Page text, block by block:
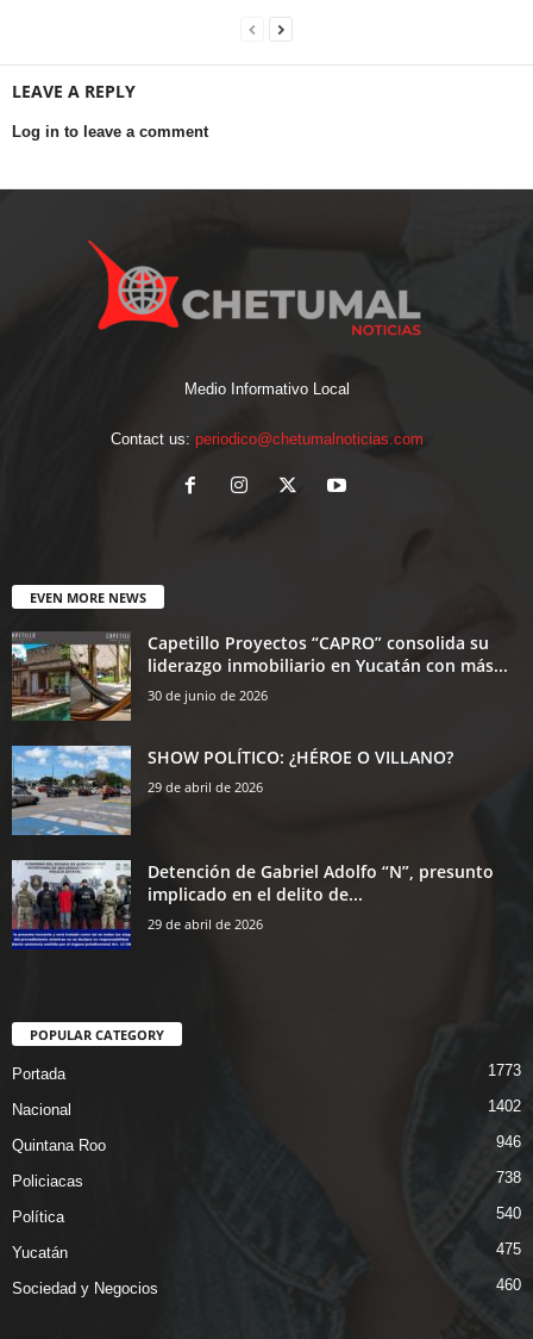
LEAVE A REPLY
Log in to leave a comment
Medio Informativo Local
Contact us: periodico@chetumalnoticias.com
EVEN MORE NEWS
Capetillo Proyectos “CAPRO” consolida su
liderazgo inmobiliario en Yucatán con más...
30 de junio de 2026
SHOW POLÍTICO: ¿HÉROE O VILLANO?
29 de abril de 2026
Detención de Gabriel Adolfo “N”, presunto
implicado en el delito de...
29 de abril de 2026
POPULAR CATEGORY
Portada 1773
Nacional 1402
Quintana Roo 946
Policiacas 738
Política 540
Yucatán 475
Sociedad y Negocios 460